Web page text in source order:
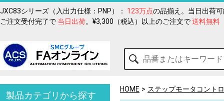
JXC83シリーズ（入出力仕様：PNP）： 123万点の品揃え。当日出荷
ご注文受付完了で 当日出荷。¥3,300（税込）以上のご注文で送料無料
HOME ステップモータコント
製品カテゴリから探す